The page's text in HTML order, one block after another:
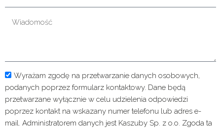
Wyrażam zgodę na przetwarzanie danych osobowych,
podanych poprzez formularz kontaktowy. Dane będą
przetwarzane wyłącznie w celu udzielenia odpowiedzi
poprzez kontakt na wskazany numer telefonu lub adres e-
mail. Administratorem danych jest Kaszuby Sp. z o.o. Zgoda ta